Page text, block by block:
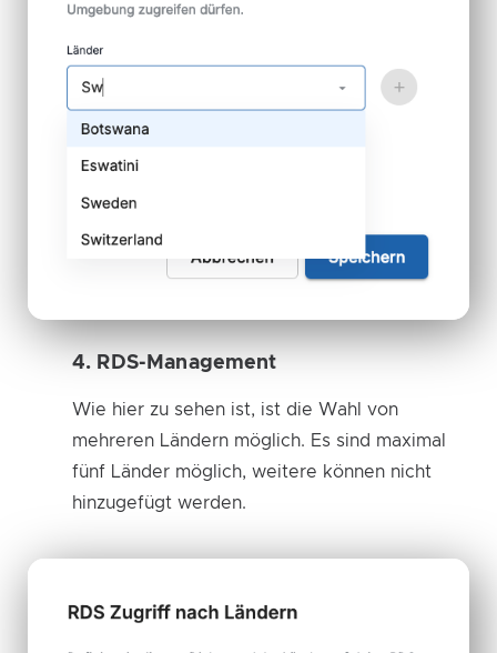
4. RDS-Management
Wie hier zu sehen ist, ist die Wahl von
mehreren Ländern möglich. Es sind maximal
fünf Länder möglich, weitere können nicht
hinzugefügt werden.